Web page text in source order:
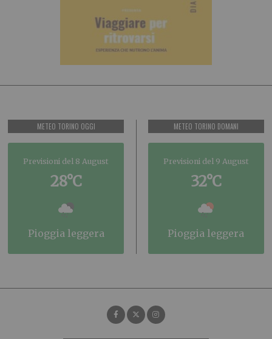
METEO TORINO OGGI
Previsioni del 8 August
28°C
pioggia leggera
METEO TORINO DOMANI
Previsioni del 9 August
32°C
pioggia leggera